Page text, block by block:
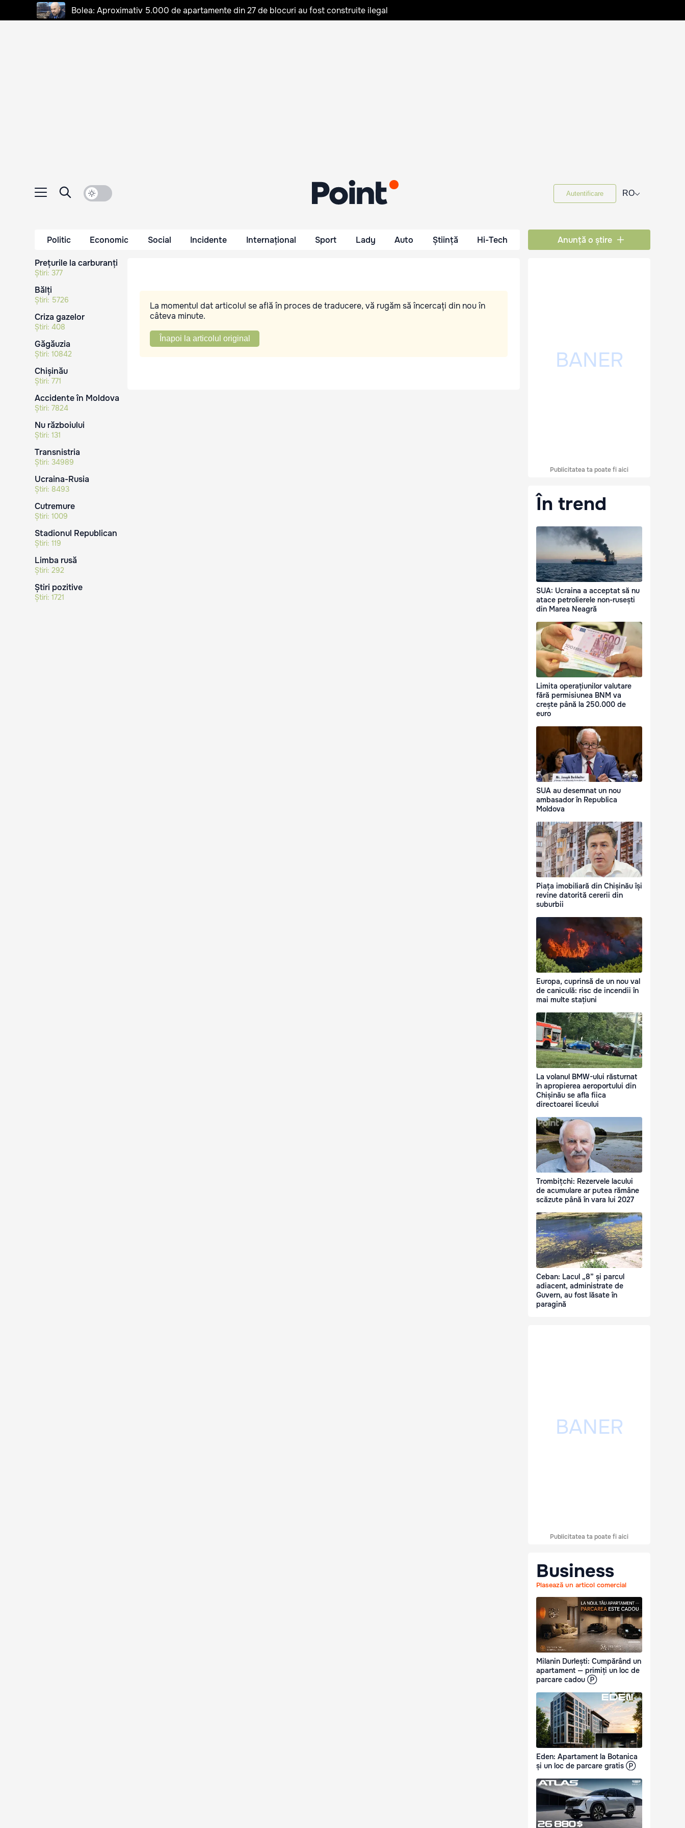
Bolea: Aproximativ 5.000 de apartamente din 27 de blocuri au fost construite ilegal
Autentificare RO⌵
Politic Economic Social Incidente Internațional Sport Lady Auto Știință Hi-Tech Anunță o știre
Prețurile la carburanți
Știri: 377
Bălți
Știri: 5726
Criza gazelor
Știri: 408
Găgăuzia
Știri: 10842
Chișinău
Știri: 771
Accidente în Moldova
Știri: 7824
Nu războiului
Știri: 131
Transnistria
Știri: 34989
Ucraina-Rusia
Știri: 8493
Cutremure
Știri: 1009
Stadionul Republican
Știri: 119
Limba rusă
Știri: 292
Știri pozitive
Știri: 1721
La momentul dat articolul se află în proces de traducere, vă rugăm să încercați din nou în
câteva minute.
Înapoi la articolul original
Publicitatea ta poate fi aici
În trend
SUA: Ucraina a acceptat să nu
atace petrolierele non-rusești
din Marea Neagră
Limita operațiunilor valutare
fără permisiunea BNM va
crește până la 250.000 de
euro
SUA au desemnat un nou
ambasador în Republica
Moldova
Piața imobiliară din Chișinău își
revine datorită cererii din
suburbii
Europa, cuprinsă de un nou val
de caniculă: risc de incendii în
mai multe stațiuni
La volanul BMW-ului răsturnat
în apropierea aeroportului din
Chișinău se afla fiica
directoarei liceului
Trombițchi: Rezervele lacului
de acumulare ar putea rămâne
scăzute până în vara lui 2027
Ceban: Lacul „8” și parcul
adiacent, administrate de
Guvern, au fost lăsate în
paragină
Publicitatea ta poate fi aici
Business
Plasează un articol comercial
Milanin Durlești: Cumpărând un
apartament — primiți un loc de
parcare cadou Ⓟ
Eden: Apartament la Botanica
și un loc de parcare gratis Ⓟ